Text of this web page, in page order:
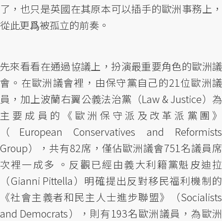
了，也只是英國在其原本可以插手的歐洲事務上，
從此更爲被孤立的前奏。
先來看看在通過協議上，扮演最重要角色的歐洲議
會。在歐洲議會裡，由保守黨自己的21位歐洲議
員，加上波蘭右翼公義法治黨（Law & Justice）為
主要成員的《歐洲保守派及改革派黨團》
（European Conservatives and Reformists
Group），共有82席，僅佔歐洲議會751名議員席
次裡一成多 。反觀已經由義大利籍黨魁皮迪拉
（Gianni Pittella）明確提出反對移民福利機制的
《社會主義者和民主人士進步聯盟》（Socialists
and Democrats），則有193名歐洲議員，為歐洲